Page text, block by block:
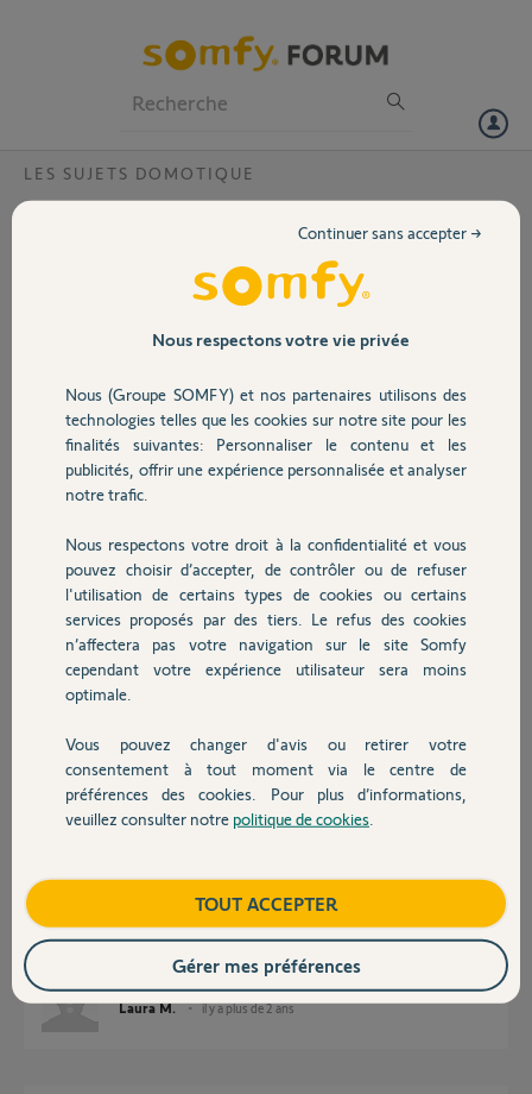
Volet
Sécurité
Domotique
Chauffage
Autres produits
Devis avec un pro
Contact
LES SUJETS DOMOTIQUE
Comment ajouter un portail et faire
fonctionner la nouvelle application tahoma
Impossible d'ajouter un portail dans l'application Tahoma. Le site
site... Et la migration a déréglé tous les scénarios de nos volets... Que
faire ?
Merci,
Réponses
Bonjour
https://www.somfy.fr/assistance/produits/domotique/change...
JACKY M. il y a plus de 2 ans
Merci, en soi la migration nous avons reussit, ce qui ne va pas c'est
l'ajout du portail, l'application renvoit vers le site internet, mais le site
Laura M. il y a plus de 2 ans
Nous respectons votre vie privée
Nous (Groupe SOMFY) et nos partenaires utilisons des
technologies telles que les cookies sur notre site pour les
finalités suivantes: Personnaliser le contenu et les
publicités, offrir une expérience personnalisée et analyser
notre trafic.
Nous respectons votre droit à la confidentialité et vous
pouvez choisir d’accepter, de contrôler ou de refuser
l'utilisation de certains types de cookies ou certains
services proposés par des tiers. Le refus des cookies
n’affectera pas votre navigation sur le site Somfy
cependant votre expérience utilisateur sera moins
optimale.
Vous pouvez changer d'avis ou retirer votre
consentement à tout moment via le centre de
préférences des cookies. Pour plus d’informations,
veuillez consulter notre politique de cookies
Continuer sans accepter →
TOUT ACCEPTER
Gérer mes préférences